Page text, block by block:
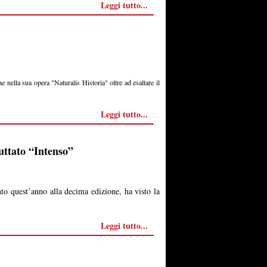
Leggi tutto...
nella sua opera "Naturalis Historia" oltre ad esaltare il
Leggi tutto...
“Intenso”
quest’anno alla decima edizione, ha visto la
Leggi tutto...